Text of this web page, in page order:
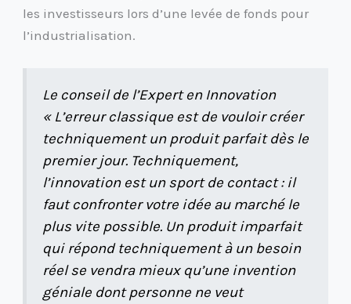
les investisseurs lors d’une levée de fonds pour
l’industrialisation.
Le conseil de l’Expert en Innovation
« L’erreur classique est de vouloir créer
techniquement un produit parfait dès le
premier jour. Techniquement,
l’innovation est un sport de contact : il
faut confronter votre idée au marché le
plus vite possible. Un produit imparfait
qui répond techniquement à un besoin
réel se vendra mieux qu’une invention
géniale dont personne ne veut